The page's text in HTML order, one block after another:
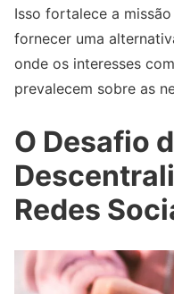
Isso fortalece a
fornecer uma
onde os interesses
prevalecem sobre as
O Desafio
Redes